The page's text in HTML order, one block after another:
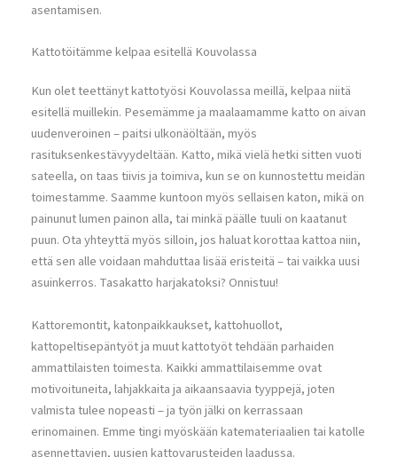
asentamisen.
Kattotöitämme kelpaa esitellä Kouvolassa
Kun olet teettänyt kattotyösi Kouvolassa meillä, kelpaa niitä
esitellä muillekin. Pesemämme ja maalaamamme katto on aivan
uudenveroinen – paitsi ulkonäöltään, myös
rasituksenkestävyydeltään. Katto, mikä vielä hetki sitten vuoti
sateella, on taas tiivis ja toimiva, kun se on kunnostettu meidän
toimestamme. Saamme kuntoon myös sellaisen katon, mikä on
painunut lumen painon alla, tai minkä päälle tuuli on kaatanut
puun. Ota yhteyttä myös silloin, jos haluat korottaa kattoa niin,
että sen alle voidaan mahduttaa lisää eristeitä – tai vaikka uusi
asuinkerros. Tasakatto harjakatoksi? Onnistuu!
Kattoremontit, katonpaikkaukset, kattohuollot,
kattopeltisepäntyöt ja muut kattotyöt tehdään parhaiden
ammattilaisten toimesta. Kaikki ammattilaisemme ovat
motivoituneita, lahjakkaita ja aikaansaavia tyyppejä, joten
valmista tulee nopeasti – ja työn jälki on kerrassaan
erinomainen. Emme tingi myöskään katemateriaalien tai katolle
asennettavien, uusien kattovarusteiden laadussa.